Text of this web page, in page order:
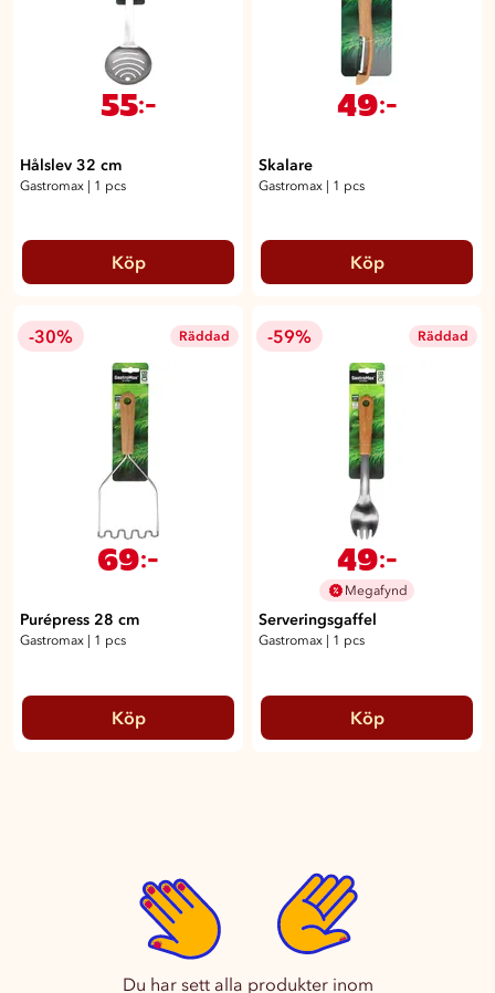
55:-
Hålslev 32 cm
Gastromax | 1 pcs
Köp
49:-
Skalare
Gastromax | 1 pcs
Köp
-30% Räddad
69:-
Purépress 28 cm
Gastromax 1 pcs
Köp
-59% Räddad
49:-
Megafynd
Serveringsgaffel
Gastromax 1 pcs
Köp
Du har sett alla produkter inom